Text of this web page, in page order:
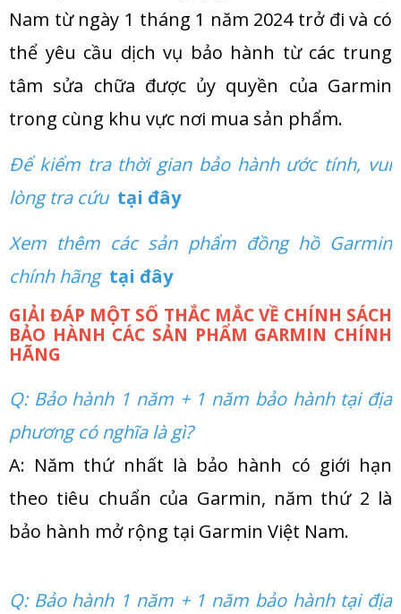
Nam từ ngày 1 tháng 1 năm 2024 trở đi và có
thể yêu cầu dịch vụ bảo hành từ các trung
tâm sửa chữa được ủy quyền của Garmin
trong cùng khu vực nơi mua sản phẩm.
Để kiểm tra thời gian bảo hành ước tính, vui
lòng tra cứu tại đây
Xem thêm các sản phẩm đồng hồ Garmin
chính hãng tại đây
GIẢI ĐÁP MỘT SỐ THẮC MẮC VỀ CHÍNH SÁCH
BẢO HÀNH CÁC SẢN PHẨM GARMIN CHÍNH
HÃNG
Q: Bảo hành 1 năm + 1 năm bảo hành tại địa
phương có nghĩa là gì?
A: Năm thứ nhất là bảo hành có giới hạn
theo tiêu chuẩn của Garmin, năm thứ 2 là
bảo hành mở rộng tại Garmin Việt Nam.
Q: Bảo hành 1 năm + 1 năm bảo hành tại địa